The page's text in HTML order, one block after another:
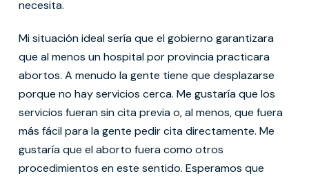
necesita.
Mi situación ideal sería que el gobierno garantizara
que al menos un hospital por provincia practicara
abortos. A menudo la gente tiene que desplazarse
porque no hay servicios cerca. Me gustaría que los
servicios fueran sin cita previa o, al menos, que fuera
más fácil para la gente pedir cita directamente. Me
gustaría que el aborto fuera como otros
procedimientos en este sentido. Esperamos que